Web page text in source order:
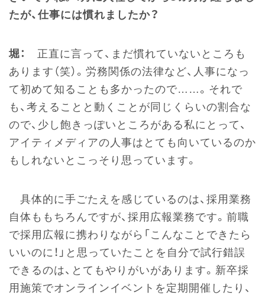
たが、仕事には慣れましたか？
堀：
正直に言って、まだ慣れていないところも
あります（笑）。労務関係の法律など、人事になっ
て初めて知ることも多かったので……。それで
も、考えることと動くことが同じくらいの割合な
ので、少し飽きっぽいところがある私にとって、
アイティメディアの人事はとても向いているのか
もしれないとこっそり思っています。
具体的に手ごたえを感じているのは、採用業務
自体ももちろんですが、採用広報業務です。前職
で採用広報に携わりながら「こんなことできたら
いいのに！」と思っていたことを自分で試行錯誤
できるのは、とてもやりがいがあります。新卒採
用施策でオンラインイベントを定期開催したり、